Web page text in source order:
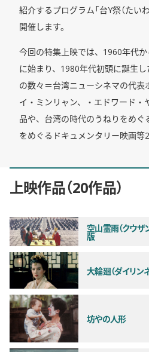
紹介するプログラム「台Y祭（たい
開催します。
今回の特集上映では、1960年代
に始まり、1980年代初頭に誕生
の数々＝台湾ニューシネマの代表
イ・ミンリャン、・エドワード・
品や、台湾の時代のうねりをめ
をめぐるドキュメンタリー映画等
上映作品 20作品
空山霊雨（クウザ
版
大輪廻（ダイリン
坊やの人形